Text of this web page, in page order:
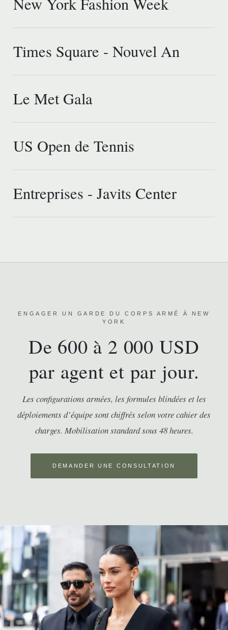
Times Square - Nouvel An
Le Met Gala
US Open de Tennis
Entreprises - Javits Center
ENGAGER UN GARDE DU CORPS ARMÉ À NEW
YORK
De 600 à 2 000 USD
par agent et par jour.
Les configurations armées, les formules blindées et les
déploiements d’équipe sont chiffrés selon votre cahier des
charges. Mobilisation standard sous 48 heures.
DEMANDER UNE CONSULTATION